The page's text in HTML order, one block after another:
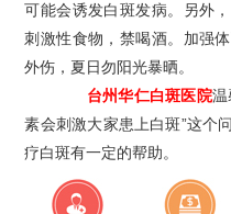
可能会诱发白斑发病。另外
刺激性食物，禁喝酒。加强
外伤，夏日勿阳光暴晒。
台州华仁白斑医院温
素会刺激大家患上白斑”这个
疗白斑有一定的帮助。